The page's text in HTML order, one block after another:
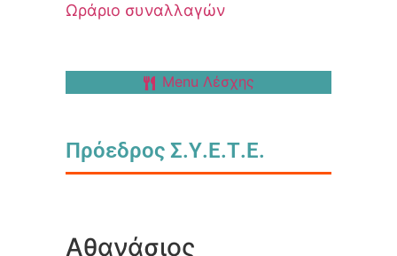
Ωράριο συναλλαγών
Menu Λέσχης
Πρόεδρος Σ.Υ.Ε.Τ.Ε.
Αθανάσιος